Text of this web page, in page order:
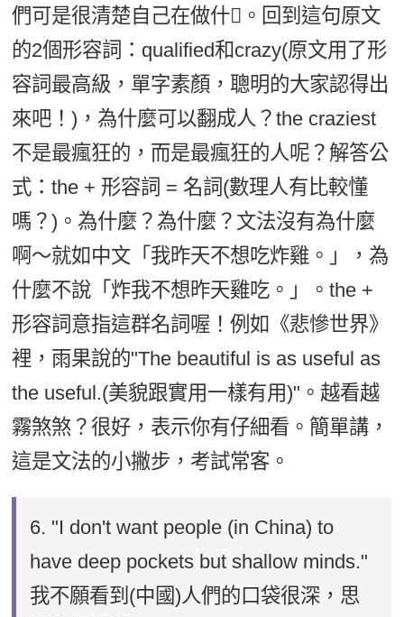
們可是很清楚自己在做什𡡉。回到這句原文
的2個形容詞：qualified和crazy(原文用了形
容詞最高級，單字素顏，聰明的大家認得出
來吧！)，為什麼可以翻成人？the craziest
不是最瘋狂的，而是最瘋狂的人呢？解答公
式：the + 形容詞 = 名詞(數理人有比較懂
嗎？)。為什麼？為什麼？文法沒有為什麼
啊～就如中文「我昨天不想吃炸雞。」，為
什麼不說「炸我不想昨天雞吃。」。the +
形容詞意指這群名詞喔！例如《悲慘世界》
裡，雨果說的"The beautiful is as useful as
the useful.(美貌跟實用一樣有用)"。越看越
霧煞煞？很好，表示你有仔細看。簡單講，
這是文法的小撇步，考試常客。
6. "I don't want people (in China) to
have deep pockets but shallow minds."
我不願看到(中國)人們的口袋很深，思